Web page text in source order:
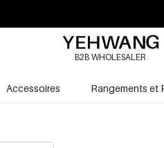
B2B WHOLESALER
Accessoires Rangements et